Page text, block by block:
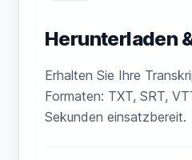
Herunterladen
Erhalten Sie Ihre
Formaten: TXT, SRT,
Sekunden einsatzbereit.